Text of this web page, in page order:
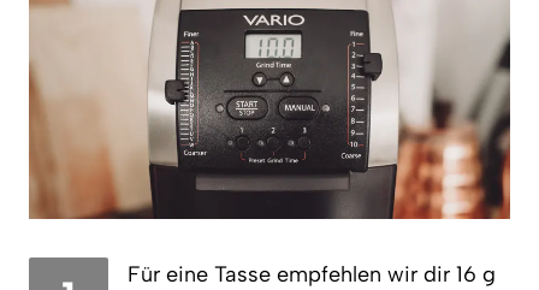
Für eine Tasse empfehlen wir dir 16 g